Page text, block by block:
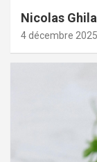
Nicolas
4 décembre 2025